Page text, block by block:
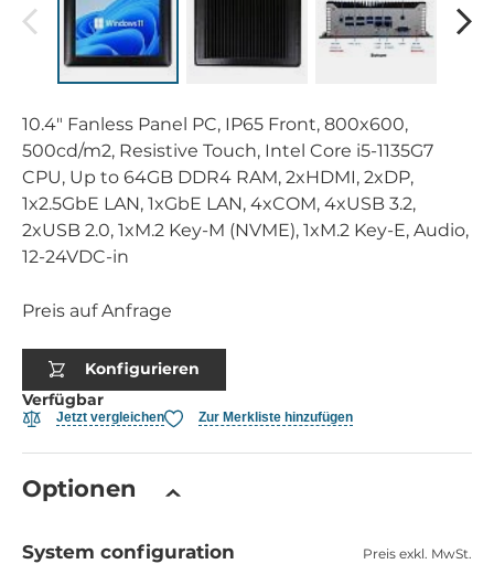
10.4" Fanless Panel PC, IP65 Front, 800x600,
500cd/m2, Resistive Touch, Intel Core i5-1135G7
CPU, Up to 64GB DDR4 RAM, 2xHDMI, 2xDP,
1x2.5GbE LAN, 1xGbE LAN, 4xCOM, 4xUSB 3.2,
2xUSB 2.0, 1xM.2 Key-M (NVME), 1xM.2 Key-E, Audio,
12-24VDC-in
Preis auf Anfrage
Konfigurieren
Verfügbar
Jetzt vergleichen Zur Merkliste hinzufügen
Optionen
System configuration Preis exkl. MwSt.